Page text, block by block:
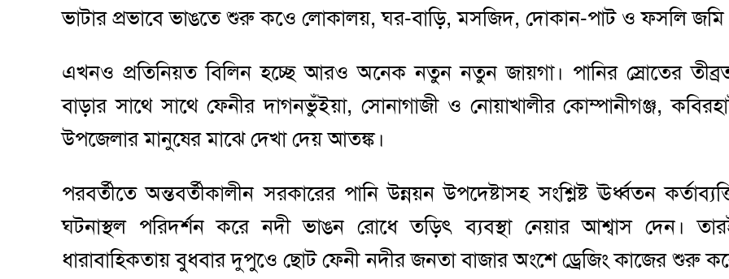
ভাটার প্রভাবে ভাঙতে শুরু কওে লোকালয়, ঘর-বাড়ি, মসজিদ, দোকান-পাট ও ফসলি
এখনও প্রতিনিয়ত বিলিন হচ্ছে আরও অনেক নতুন নতুন জায়গা। পানির স্রোতের
বাড়ার সাথে সাথে ফেনীর দাগনভুঁইয়া, সোনাগাজী ও নোয়াখালীর কোম্পানীগঞ্জ,
উপজেলার মানুষের মাঝে দেখা দেয় আতঙ্ক।
পরবর্তীতে অন্তবর্তীকালীন সরকারের পানি উন্নয়ন উপদেষ্টাসহ সংশ্লিষ্ট ঊর্ধ্বতন
ঘটনাস্থল পরিদর্শন করে নদী ভাঙন রোধে তড়িৎ ব্যবস্থা নেয়ার আশ্বাস দেন।
ধারাবাহিকতায় বুধবার দুপুওে ছোট ফেনী নদীর জনতা বাজার অংশে ড্রেজিং কাজের শুরু